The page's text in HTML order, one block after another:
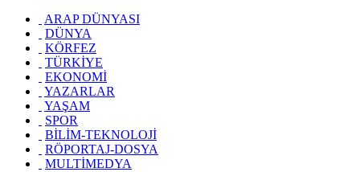
ARAP DÜNYASI
DÜNYA
KÖRFEZ
TÜRKİYE
EKONOMİ
YAZARLAR
YAŞAM
SPOR
BİLİM-TEKNOLOJİ
RÖPORTAJ-DOSYA
MULTİMEDYA